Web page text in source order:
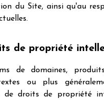
du Site, ainsi qu'au
de propriété
de domaines,
ou plus
droits de propriété